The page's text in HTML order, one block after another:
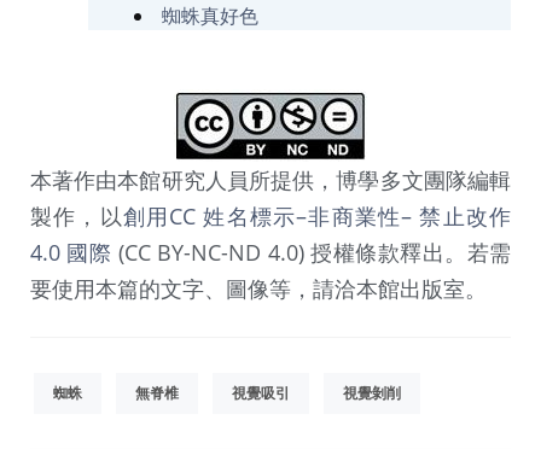
蜘蛛真好色
本著作由本館研究人員所提供，博學多文團隊編輯
製作，以創用CC 姓名標示–非商業性– 禁止改作
4.0 國際 (CC BY-NC-ND 4.0) 授權條款釋出。若需
要使用本篇的文字、圖像等，請洽本館出版室。
蜘蛛 無脊椎 視覺吸引 視覺剝削